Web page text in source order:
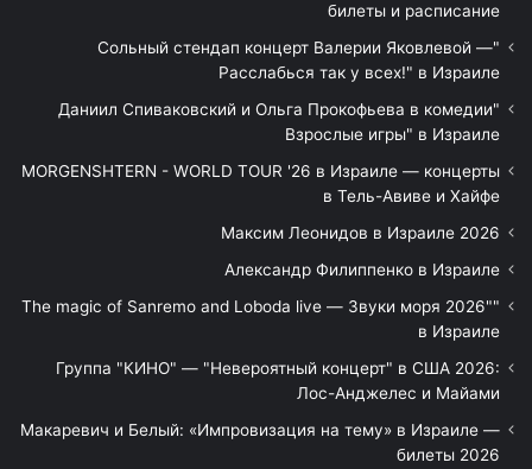
билеты и расписание
"Сольный стендап концерт Валерии Яковлевой —
Расслабься так у всех!" в Израиле
"Даниил Спиваковский и Ольга Прокофьева в комедии
Взрослые игры" в Израиле
MORGENSHTERN - WORLD TOUR '26 в Израиле — концерты
в Тель-Авиве и Хайфе
Максим Леонидов в Израиле 2026
Александр Филиппенко в Израиле
"The magic of Sanremo and Loboda live — Звуки моря 2026"
в Израиле
Группа "КИНО" — "Невероятный концерт" в США 2026:
Лос-Анджелес и Майами
Макаревич и Белый: «Импровизация на тему» в Израиле —
билеты 2026